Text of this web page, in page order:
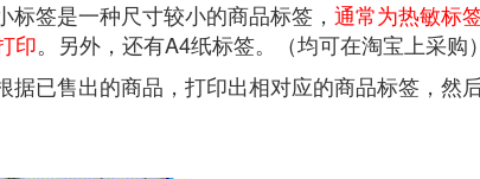
签是一种尺寸较小的商品标签， 通常为热敏标
印。另外，还有A4纸标签。（均可在淘宝上采购）
已售出的商品，打印出相对应的商品标签，然